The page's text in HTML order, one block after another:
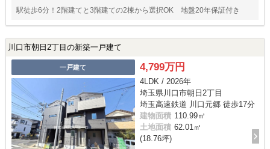
駅徒歩6分！2階建てと3階建ての2棟から選択OK 地盤20年保証付き
川口市朝日2丁目の新築一戸建て
一戸建て 4,799万円
4LDK / 2026年
埼玉県川口市朝日2丁目
埼玉高速鉄道 川口元郷 徒歩17分
建物面積 110.99㎡
土地面積 62.01㎡
(18.76坪)